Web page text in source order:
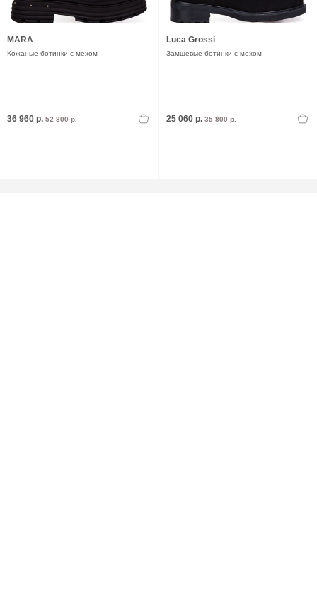
MARA
Кожаные ботинки с мехом
36 960 р. 52 800 р.
Luca Grossi
Замшевые ботинки с мехом
25 060 р. 35 800 р.